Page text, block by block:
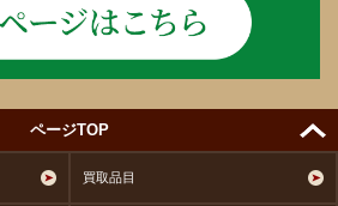
ページTOP
買取品目